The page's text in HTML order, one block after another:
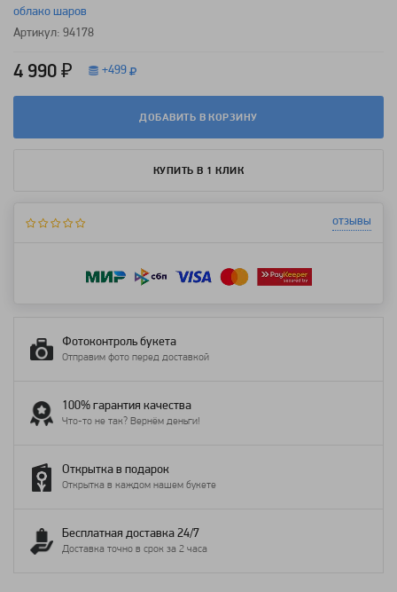
облако шаров
Артикул: 94178
4 990 ₽ +499
ДОБАВИТЬ В КОРЗИНУ
КУПИТЬ В 1 КЛИК
отзывы
Фотоконтроль букета
Отправим фото перед доставкой
100% гарантия качества
Что-то не так? Вернём деньги!
Открытка в подарок
Открытка в каждом нашем букете
Бесплатная доставка 24/7
Доставка точно в срок за 2 часа